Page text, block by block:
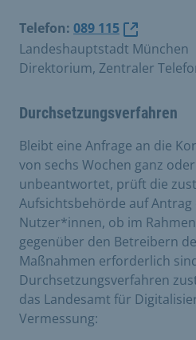
Telefon: 089 115
Landeshauptstadt München
Direktorium, Zentraler
Durchsetzungsverfahren
Bleibt eine Anfrage an die
von sechs Wochen ganz
unbeantwortet, prüft die
Aufsichtsbehörde auf
Nutzer*innen, ob im
gegenüber den Betreibern
Maßnahmen erforderlich
Durchsetzungsverfahren
das Landesamt für
Vermessung: